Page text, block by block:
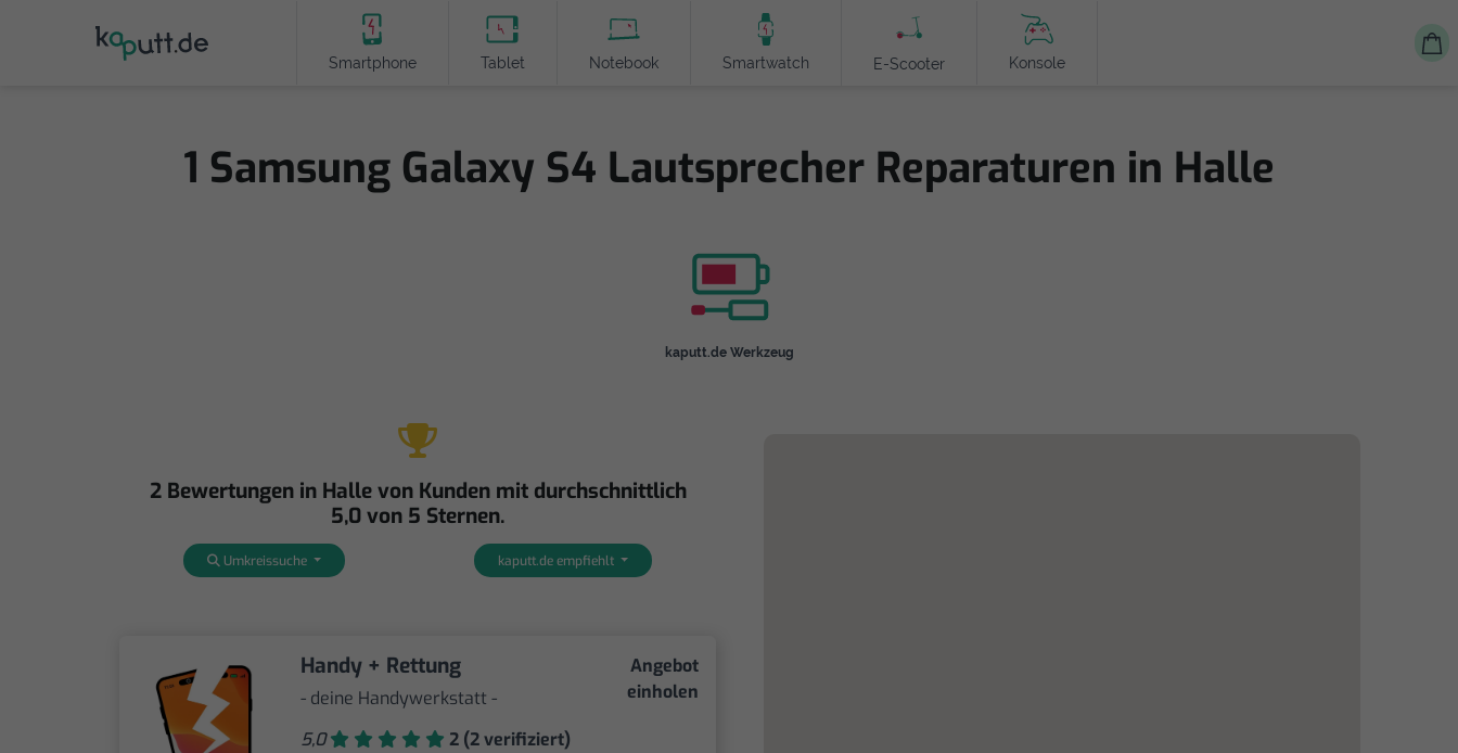
Smartphone Tablet Notebook Smartwatch E-Scooter Konsole
1 Samsung Galaxy S4 Lautsprecher Reparaturen in Halle
kaputt.de Werkzeug
2 Bewertungen in Halle von Kunden mit durchschnittlich
5,0 von 5 Sternen.
Umkreissuche kaputt.de empfiehlt
Handy + Rettung
- deine Handywerkstatt -
5,0
2 (2 verifiziert)
Angebot
einholen